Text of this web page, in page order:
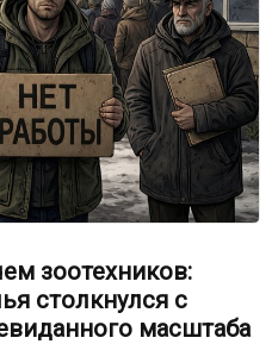
зоотехников:
столкнулся с
масштаба